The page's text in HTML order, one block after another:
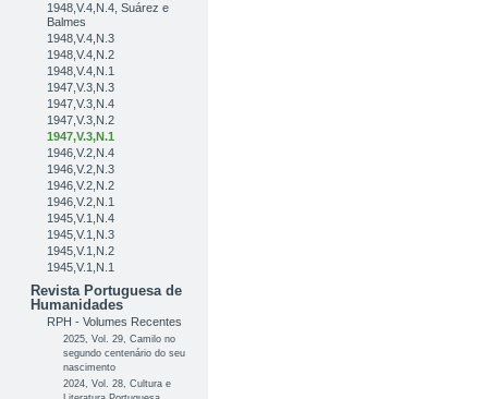
1948,V.4,N.4, Suárez e
Balmes
1948,V.4,N.3
1948,V.4,N.2
1948,V.4,N.1
1947,V.3,N.3
1947,V.3,N.4
1947,V.3,N.2
1947,V.3,N.1
1946,V.2,N.4
1946,V.2,N.3
1946,V.2,N.2
1946,V.2,N.1
1945,V.1,N.4
1945,V.1,N.3
1945,V.1,N.2
1945,V.1,N.1
Revista Portuguesa de
Humanidades
RPH - Volumes Recentes
2025, Vol. 29, Camilo no
segundo centenário do seu
nascimento
2024, Vol. 28, Cultura e